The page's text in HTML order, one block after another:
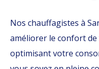
Nos chauffagistes à
améliorer le confort
optimisant votre